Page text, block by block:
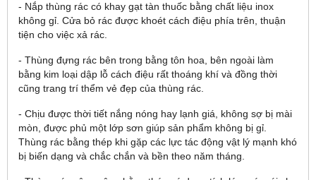
- Nắp thùng rác có khay gạt tàn thuốc bằng chất liệu inox
không gỉ. Cửa bỏ rác được khoét cách điệu phía trên, thuận
tiện cho việc xả rác.
- Thùng đựng rác bên trong bằng tôn hoa, bên ngoài làm
bằng kim loại dập lỗ cách điệu rất thoáng khí và đồng thời
cũng trang trí thểm vẻ đẹp của thùng rác.
- Chịu được thời tiết nắng nóng hay lạnh giá, không sợ bị mài
mòn, được phủ một lớp sơn giúp sản phẩm không bị gỉ.
Thùng rác bằng thép khi gặp các lực tác động vật lý mạnh khó
bị biến dạng và chắc chắn và bền theo năm tháng.